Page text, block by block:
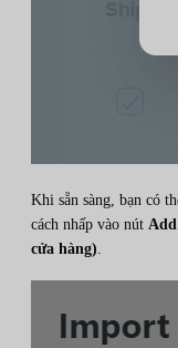
Khi sẵn sàng, bạn có
cách nhấp vào nút
cửa hàng)